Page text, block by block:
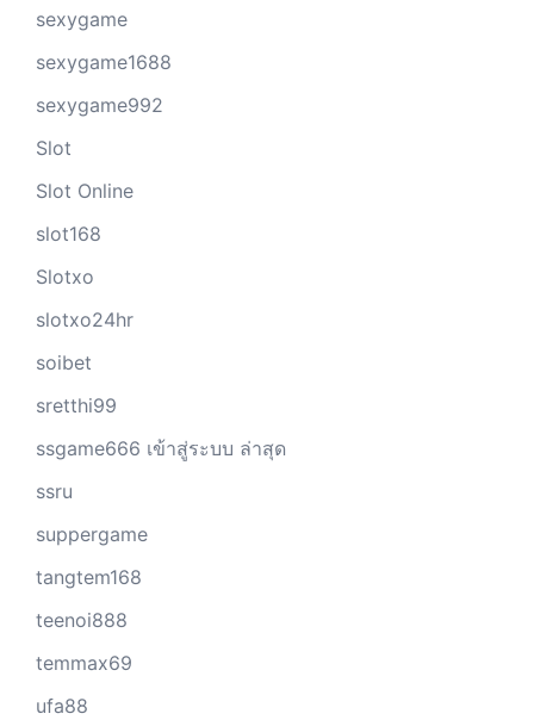
sexygame
sexygame1688
sexygame992
Slot
Slot Online
slot168
Slotxo
slotxo24hr
soibet
sretthi99
ssgame666 เข้าสู่ระบบ ล่าสุด
ssru
suppergame
tangtem168
teenoi888
temmax69
ufa88